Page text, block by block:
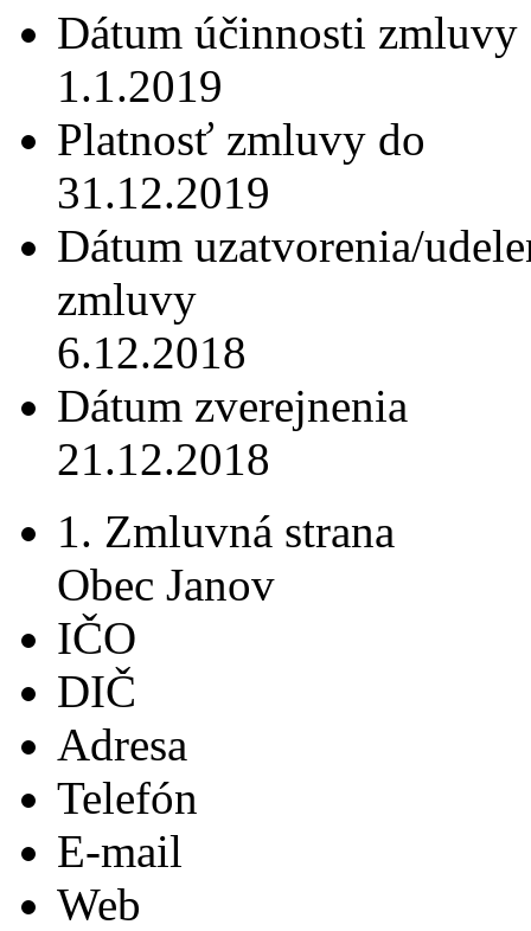
Dátum účinnosti zmluvy
1.1.2019
Platnosť zmluvy do
31.12.2019
Dátum uzatvorenia/
zmluvy
6.12.2018
Dátum zverejnenia
21.12.2018
1. Zmluvná strana
Obec Janov
IČO
DIČ
Adresa
Telefón
E-mail
Web